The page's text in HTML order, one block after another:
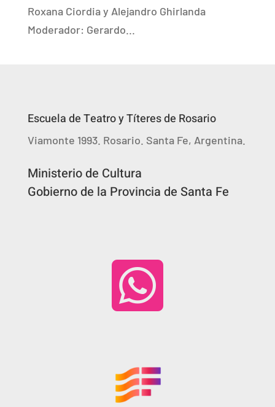
Roxana Ciordia y Alejandro Ghirlanda
Moderador: Gerardo...
Escuela de Teatro y Títeres de Rosario
Viamonte 1993. Rosario. Santa Fe, Argentina.
Ministerio de Cultura
Gobierno de la Provincia de Santa Fe
